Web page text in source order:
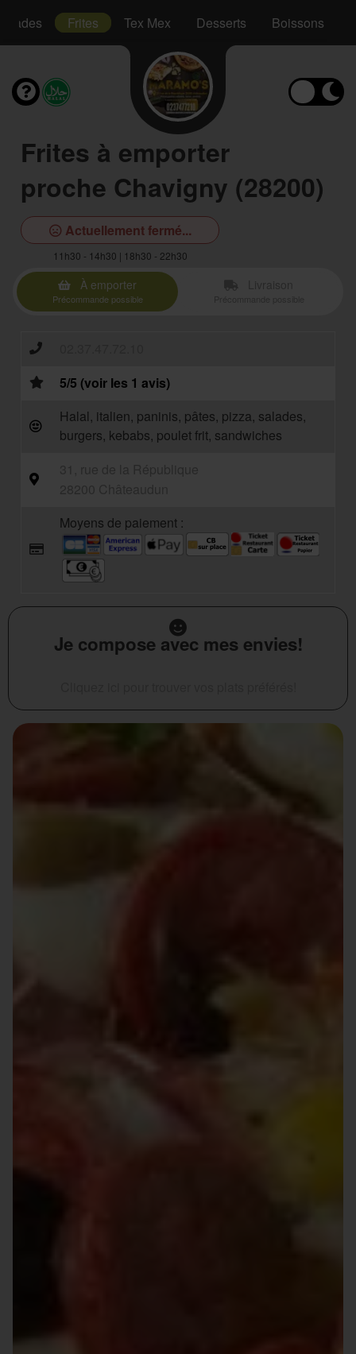
Frites Tex Mex Desserts Boissons
Frites à emporter
proche Chavigny (28200)
Actuellement fermé...
11h30 - 14h30 | 18h30 - 22h30
À emporter
Précommande possible
5/5 (voir les 1 avis)
Halal, italien, paninis, pâtes, pizza, salades,
burgers, kebabs, poulet frit, sandwiches
Moyens de paiement :
Je compose avec mes envies!